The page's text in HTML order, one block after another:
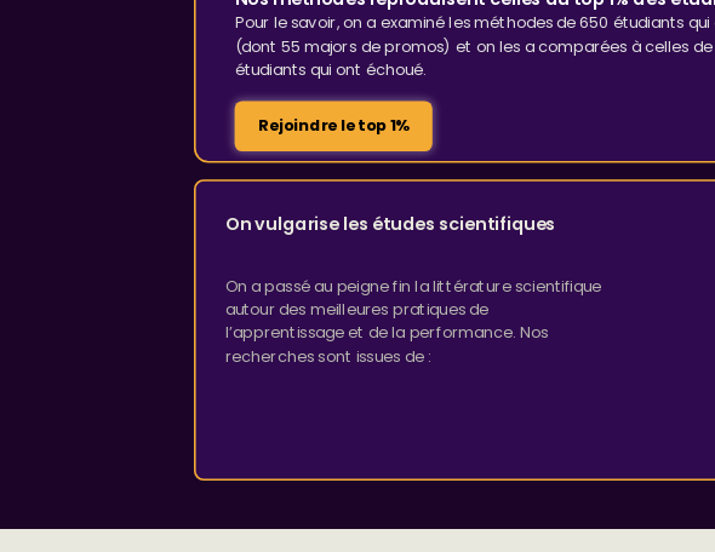
Pour le savoir, on a examiné les méthodes de 650 étudiants qui
(dont 55 majors de promos) et on les a comparées à celles de
étudiants qui ont échoué.
Rejoindre le top 1%
On vulgarise les études scientifiques
On a passé au peigne fin la littérature scientifique
autour des meilleures pratiques de
l’apprentissage et de la performance. Nos
recherches sont issues de :